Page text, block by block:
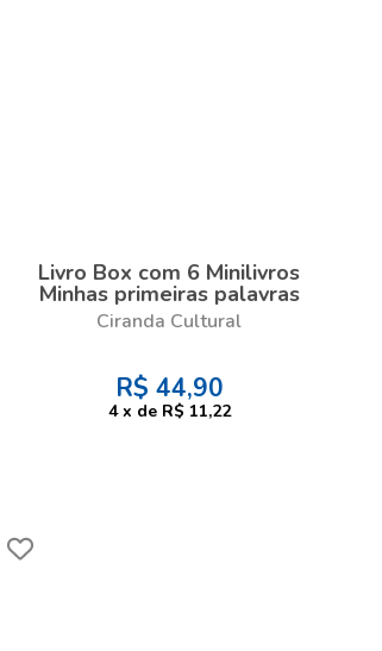
Livro Box com 6 Minilivros
Minhas primeiras palavras
Ciranda Cultural
R$ 44,90
4 x de R$ 11,22